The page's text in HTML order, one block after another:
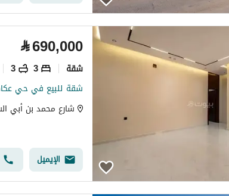
⃁690,000
شقة 3
3
شقة للبيع في حي
شارع محمد بن أبي
الإيميل